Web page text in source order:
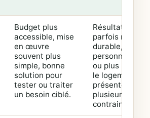
Budget plus
accessible, mise
en œuvre
souvent plus
simple, bonne
solution pour
tester ou traiter
un besoin ciblé.
Résultat
parfois moins
durable, moins
ou plus limité si
le logement
présente
plusieurs
contraintes.